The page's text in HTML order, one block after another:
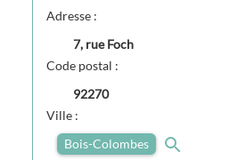
Adresse :
7, rue Foch
Code postal :
92270
Ville :
Bois-Colombes